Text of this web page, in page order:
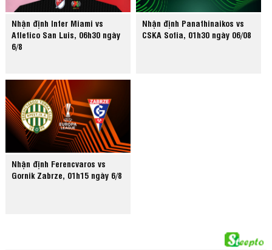
Nhận định Inter Miami vs
Atletico San Luis, 06h30 ngày
6/8
Nhận định Panathinaikos vs
CSKA Sofia, 01h30 ngày 06/08
Nhận định Ferencvaros vs
Gornik Zabrze, 01h15 ngày 6/8